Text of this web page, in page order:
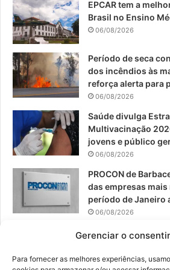
Gerenciar o
Para fornecer as melhores experiências,
b
o
o
u
e
r
EPCAR tem a
Brasil no Ensino
06/08/2026
Período de seca
dos incêndios às
reforça alerta para
06/08/2026
Saúde divulga
Multivacinação
jovens e público
06/08/2026
PROCON de
das empresas
período de Janeiro
06/08/2026
Prefeitura convoca
Resíduos Sólidos